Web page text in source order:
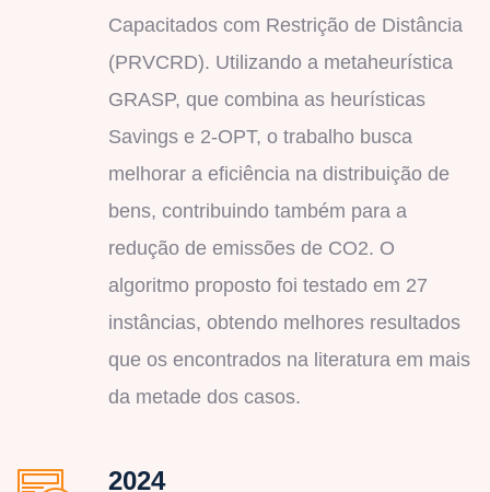
Capacitados com Restrição de Distância
(PRVCRD). Utilizando a metaheurística
GRASP, que combina as heurísticas
Savings e 2-OPT, o trabalho busca
melhorar a eficiência na distribuição de
bens, contribuindo também para a
redução de emissões de CO2. O
algoritmo proposto foi testado em 27
instâncias, obtendo melhores resultados
que os encontrados na literatura em mais
da metade dos casos.
2024